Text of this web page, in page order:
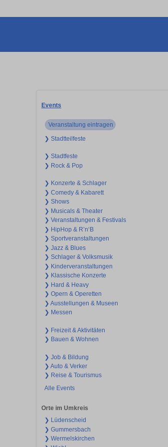
Events
Veranstaltung eintragen
❯ Stadtteilfeste
❯ Stadtfeste
❯ Rock & Pop
❯ Konzerte & Schlager
❯ Comedy & Kabarett
❯ Shows
❯ Musicals & Theater
❯ Veranstaltungen & Festivals
❯ HipHop & R’n‘B
❯ Sportveranstaltungen
❯ Jazz & Blues
❯ Schlager & Volksmusik
❯ Kinderveranstaltungen
❯ Klassische Konzerte
❯ Hard & Heavy
❯ Opern & Operetten
❯ Ausstellungen & Museen
❯ Messen
❯ Freizeit & Aktivitäten
❯ Bauen & Wohnen
❯ Job & Bildung
❯ Auto & Verker
❯ Reise & Tourismus
Alle Events
Orte im Umkreis
❯ Lüdenscheid
❯ Gummersbach
❯ Wermelskirchen